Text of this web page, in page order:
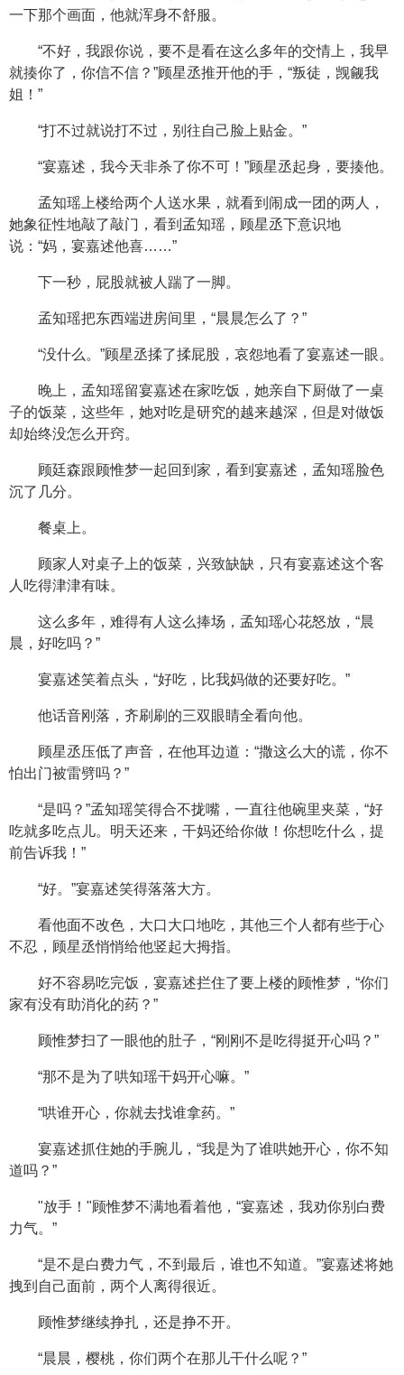
一下那个画面，他就浑身不舒服。
“不好，我跟你说，要不是看在这么多年的交情上，我早
就揍你了，你信不信？”顾星丞推开他的手，“叛徒，觊觎我
姐！”
“打不过就说打不过，别往自己脸上贴金。”
“宴嘉述，我今天非杀了你不可！”顾星丞起身，要揍他。
孟知瑶上楼给两个人送水果，就看到闹成一团的两人，
她象征性地敲了敲门，看到孟知瑶，顾星丞下意识地
说：“妈，宴嘉述他喜……”
下一秒，屁股就被人踹了一脚。
孟知瑶把东西端进房间里，“晨晨怎么了？”
“没什么。”顾星丞揉了揉屁股，哀怨地看了宴嘉述一眼。
晚上，孟知瑶留宴嘉述在家吃饭，她亲自下厨做了一桌
子的饭菜，这些年，她对吃是研究的越来越深，但是对做饭
却始终没怎么开窍。
顾廷森跟顾惟梦一起回到家，看到宴嘉述，孟知瑶脸色
沉了几分。
餐桌上。
顾家人对桌子上的饭菜，兴致缺缺，只有宴嘉述这个客
人吃得津津有味。
这么多年，难得有人这么捧场，孟知瑶心花怒放，“晨
晨，好吃吗？”
宴嘉述笑着点头，“好吃，比我妈做的还要好吃。”
他话音刚落，齐刷刷的三双眼睛全看向他。
顾星丞压低了声音，在他耳边道：“撒这么大的谎，你不
怕出门被雷劈吗？”
“是吗？”孟知瑶笑得合不拢嘴，一直往他碗里夹菜，“好
吃就多吃点儿。明天还来，干妈还给你做！你想吃什么，提
前告诉我！”
“好。”宴嘉述笑得落落大方。
看他面不改色，大口大口地吃，其他三个人都有些于心
不忍，顾星丞悄悄给他竖起大拇指。
好不容易吃完饭，宴嘉述拦住了要上楼的顾惟梦，“你们
家有没有助消化的药？”
顾惟梦扫了一眼他的肚子，“刚刚不是吃得挺开心吗？”
“那不是为了哄知瑶干妈开心嘛。”
“哄谁开心，你就去找谁拿药。”
宴嘉述抓住她的手腕儿，“我是为了谁哄她开心，你不知
道吗？”
"放手！"顾惟梦不满地看着他，“宴嘉述，我劝你别白费
力气。”
“是不是白费力气，不到最后，谁也不知道。”宴嘉述将她
拽到自己面前，两个人离得很近。
顾惟梦继续挣扎，还是挣不开。
“晨晨，樱桃，你们两个在那儿干什么呢？”